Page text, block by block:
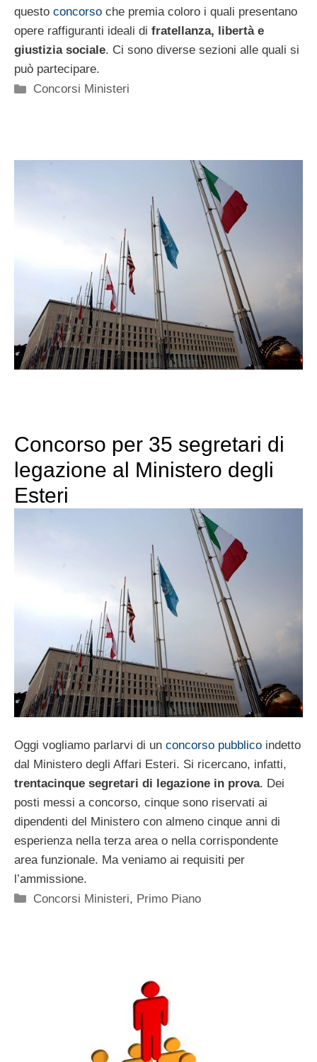
questo concorso che premia coloro i quali presentano
opere raffiguranti ideali di fratellanza, libertà e
giustizia sociale. Ci sono diverse sezioni alle quali si
può partecipare.
Categorie
Concorsi Ministeri
Concorso per 35 segretari di
legazione al Ministero degli
Esteri
Oggi vogliamo parlarvi di un concorso pubblico indetto
dal Ministero degli Affari Esteri. Si ricercano, infatti,
trentacinque segretari di legazione in prova. Dei
posti messi a concorso, cinque sono riservati ai
dipendenti del Ministero con almeno cinque anni di
esperienza nella terza area o nella corrispondente
area funzionale. Ma veniamo ai requisiti per
l’ammissione.
Categorie
Concorsi Ministeri, Primo Piano